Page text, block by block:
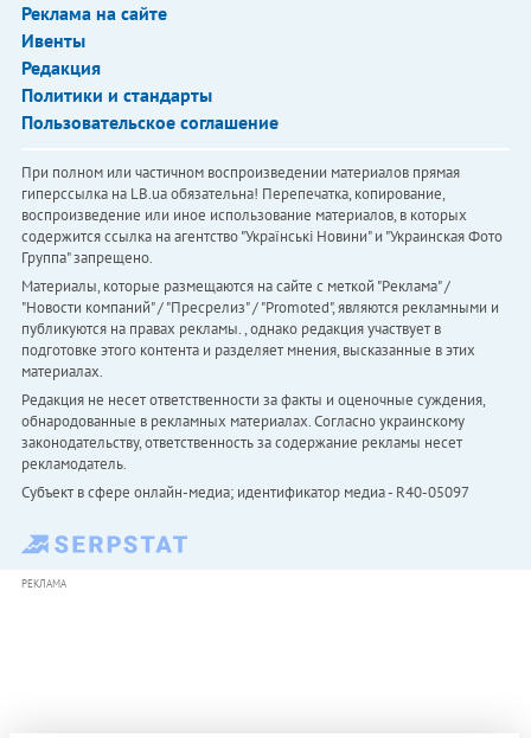
Реклама на сайте
Ивенты
Редакция
Политики и стандарты
Пользовательское соглашение
При полном или частичном воспроизведении материалов прямая
гиперссылка на LB.ua обязательна! Перепечатка, копирование,
воспроизведение или иное использование материалов, в которых
содержится ссылка на агентство "Українськi Новини" и "Украинская Фото
Группа" запрещено.
Материалы, которые размещаются на сайте с меткой "Реклама" /
"Новости компаний" / "Пресрелиз" / "Promoted", являются рекламными и
публикуются на правах рекламы. , однако редакция участвует в
подготовке этого контента и разделяет мнения, высказанные в этих
материалах.
Редакция не несет ответственности за факты и оценочные суждения,
обнародованные в рекламных материалах. Согласно украинскому
законодательству, ответственность за содержание рекламы несет
рекламодатель.
Субъект в сфере онлайн-медиа; идентификатор медиа - R40-05097
РЕКЛАМА